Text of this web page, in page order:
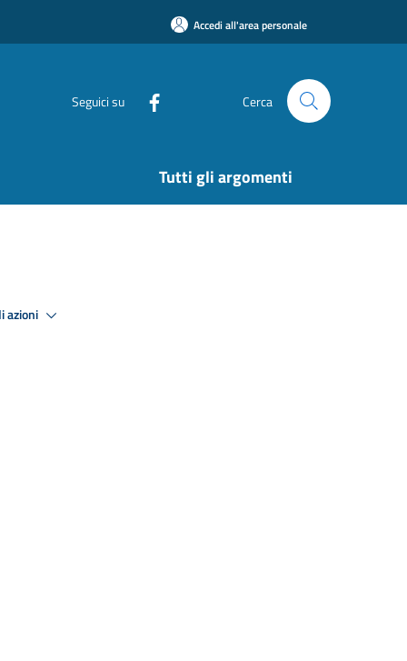
Accedi all'area personale
Seguici su Cerca
Tutti gli argomenti
azioni